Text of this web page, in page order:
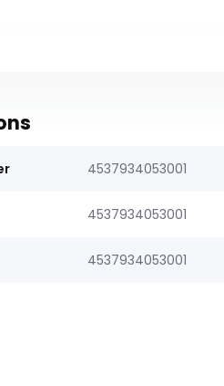
4537934053001
4537934053001
4537934053001